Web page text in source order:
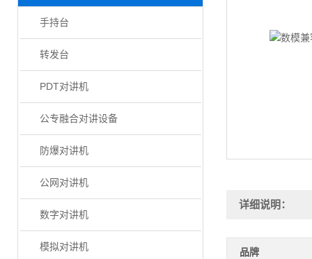
手持台
转发台
PDT对讲机
公专融合对讲设备
防爆对讲机
公网对讲机
数字对讲机
模拟对讲机
详细说明：
品牌